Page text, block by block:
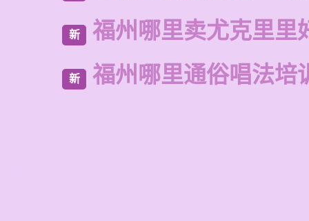
新 福州哪里卖尤克里里
新 福州哪里通俗唱法培